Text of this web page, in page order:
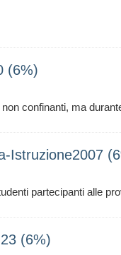
(6%)
confinanti, ma
Istruzione2007
partecipanti alle
(6%)